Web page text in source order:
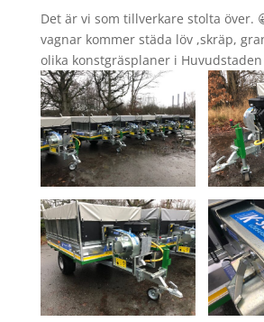
Det är vi som tillverkare stolta över.
vagnar kommer städa löv ,skräp,
olika konstgräsplaner i Huvudstaden